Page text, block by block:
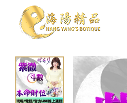
親算服務 親算、